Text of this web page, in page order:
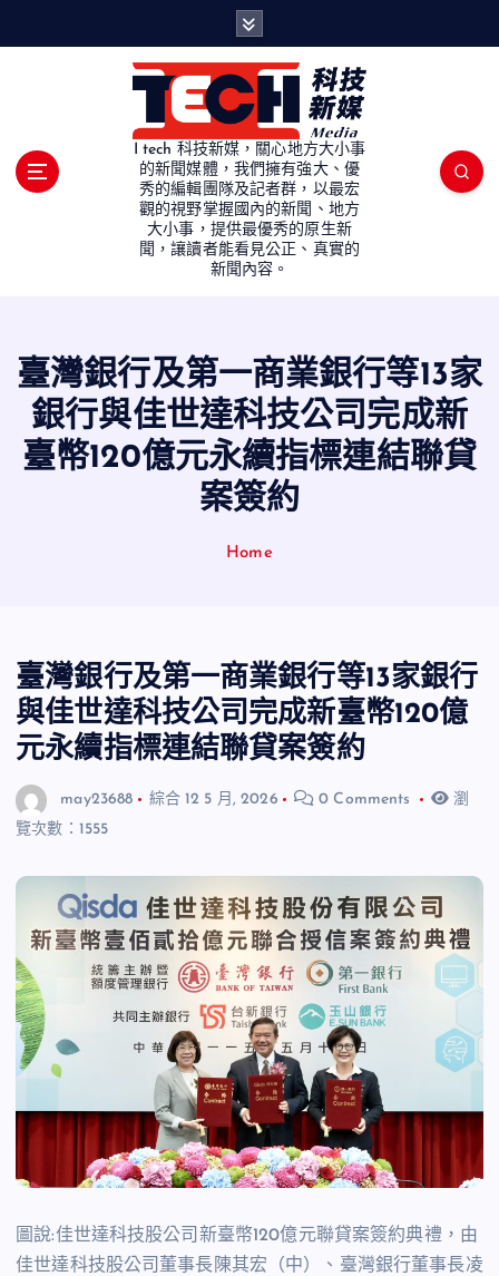
I tech 科技新媒，關心地方大小事
的新聞媒體，我們擁有強大、優
秀的編輯團隊及記者群，以最宏
觀的視野掌握國內的新聞、地方
大小事，提供最優秀的原生新
聞，讓讀者能看見公正、真實的
新聞內容。
臺灣銀行及第一商業銀行等13家
銀行與佳世達科技公司完成新
臺幣120億元永續指標連結聯貸
案簽約
Home
臺灣銀行及第一商業銀行等13家銀行
與佳世達科技公司完成新臺幣120億
元永續指標連結聯貸案簽約
may23688 綜合 12 5 月, 2026 0 Comments
瀏
覽次數：1555
圖說:佳世達科技股公司新臺幣120億元聯貸案簽約典禮，由
佳世達科技股公司董事長陳其宏（中）、臺灣銀行董事長凌